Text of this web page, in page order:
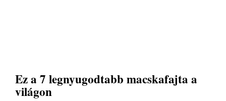
Ez a 7 legnyugodtabb macskafajta a
világon